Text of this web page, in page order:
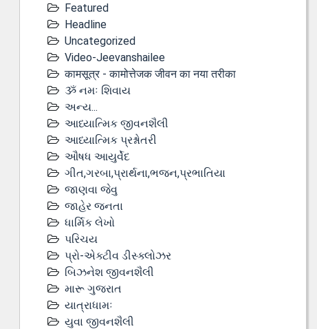
Featured
Headline
Uncategorized
Video-Jeevanshailee
कामसूत्र - कामोत्तेजक जीवन का नया तरीका
ૐ નમઃ શિવાય
અન્ય...
આધ્યાત્મિક જીવનશૈલી
આધ્યાત્મિક પ્રશ્નોતરી
ઔષધ આયુર્વેદ
ગીત,ગરબા,પ્રાર્થના,ભજન,પ્રભાતિયા
જાણવા જેવુ
જાહેર જનતા
ધાર્મિક લેખો
પરિચય
પ્રો-એક્ટીવ ડીસ્‍ક્લોઝર
બિઝનેશ જીવનશૈલી
મારૂ ગુજરાત
યાત્રાધામઃ
યુવા જીવનશૈલી